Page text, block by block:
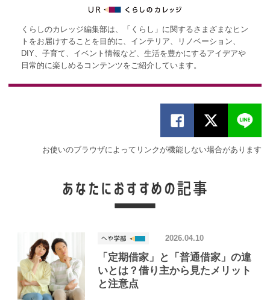
くらしのカレッジ編集部は、「くらし」に関するさまざまなヒン
トをお届けすることを目的に、インテリア、リノベーション、
DIY、子育て、イベント情報など、生活を豊かにするアイデアや
日常的に楽しめるコンテンツをご紹介しています。
お使いのブラウザによってリンクが機能しない場合があります
「定期借家」と「普通借家」の違
いとは？借り主から見たメリット
と注意点
2026.04.10